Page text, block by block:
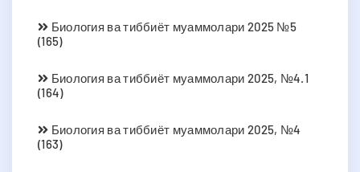
Биология ва тиббиёт муаммолари 2025 №5
(165)
Биология ва тиббиёт муаммолари 2025, №4.1
(164)
Биология ва тиббиёт муаммолари 2025, №4
(163)